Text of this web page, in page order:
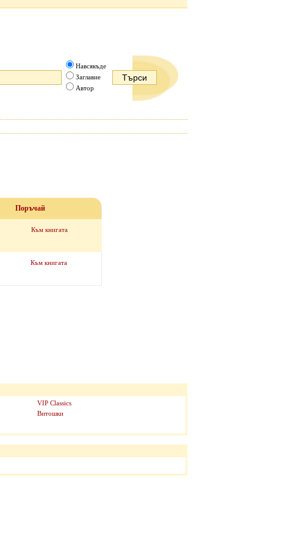
Навсякъде
Заглавие
Автор
Поръчай
Към книгата
Към книгата
VIP Classics
Витошки